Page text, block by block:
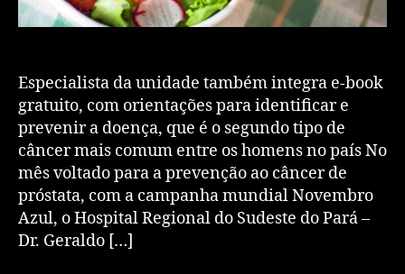
Especialista da unidade também integra e-book
gratuito, com orientações para identificar e
prevenir a doença, que é o segundo tipo de
câncer mais comum entre os homens no país No
mês voltado para a prevenção ao câncer de
próstata, com a campanha mundial Novembro
Azul, o Hospital Regional do Sudeste do Pará –
Dr. Geraldo […]